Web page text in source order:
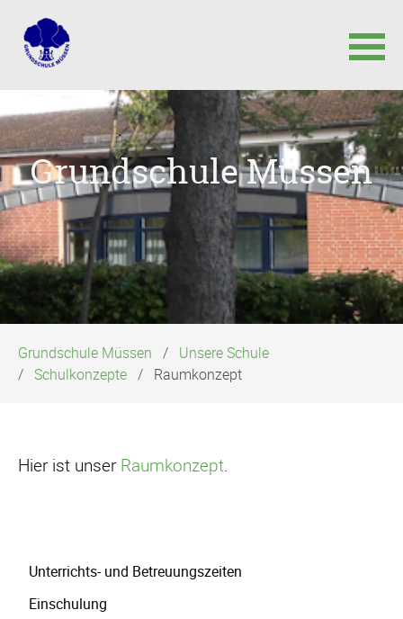
überspringen
Grundschule Müssen
Grundschule Müssen
Unsere Schule
Schulkonzepte
Raumkonzept
Hier ist unserRaumkonzept.
überspringen
Unterrichts- und Betreuungszeiten
Einschulung